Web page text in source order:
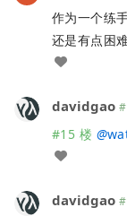
作为一个练
还是有点困
davidgao
#15 楼 @
davidgao